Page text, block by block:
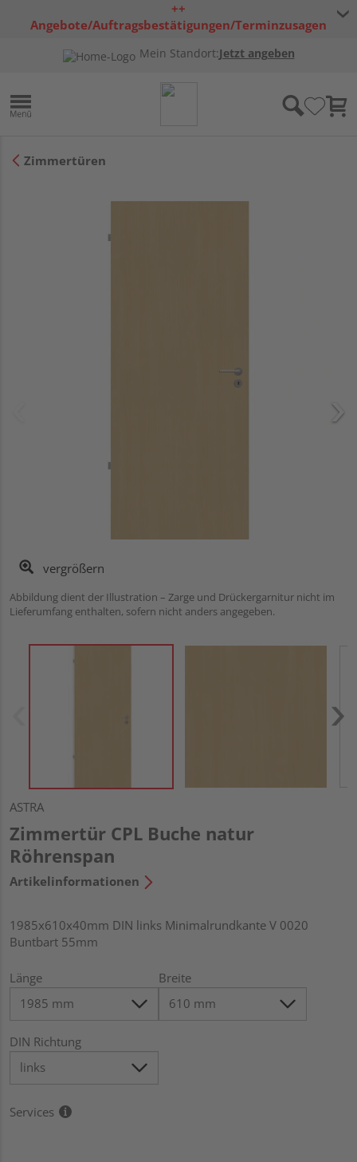
++
Angebote/Auftragsbestätigungen/Terminzusagen
Mein Standort:Jetzt angeben
Zimmertüren
vergrößern
Abbildung dient der Illustration – Zarge und Drückergarnitur nicht im
Lieferumfang enthalten, sofern nicht anders angegeben.
ASTRA
Zimmertür CPL Buche natur
Röhrenspan
Artikelinformationen
1985x610x40mm DIN links Minimalrundkante V 0020
Buntbart 55mm
Länge Breite
DIN Richtung
Services